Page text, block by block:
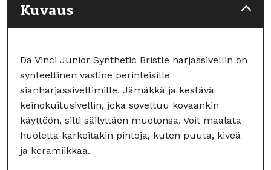
Kuvaus
Da Vinci Junior Synthetic Bristle harjassivellin on
synteettinen vastine perinteisille
sianharjassiveltimille. Jämäkkä ja kestävä
keinokuitusivellin, joka soveltuu kovaankin
käyttöön, silti säilyttäen muotonsa. Voit maalata
huoletta karkeitakin pintoja, kuten puuta, kiveä
ja keramiikkaa.